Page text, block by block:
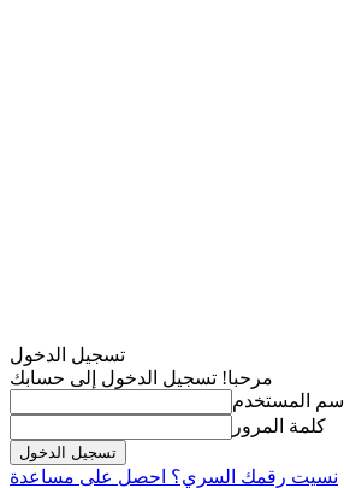
تسجيل الدخول
مرحبا! تسجيل الدخول إلى حسابك
اسم المستخدم
كلمة المرور
نسيت رقمك السري؟ احصل على مساعدة